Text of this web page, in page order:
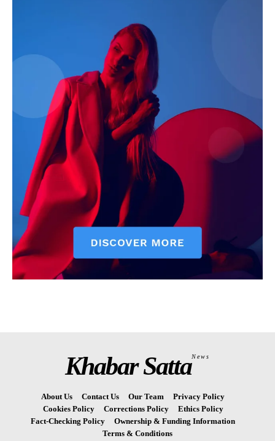
Khabar SattaNews
About Us Contact Us Our Team
Privacy Policy
Cookies Policy
Corrections Policy
Ethics Policy
Fact-Checking Policy
Ownership & Funding Information
Terms & Conditions